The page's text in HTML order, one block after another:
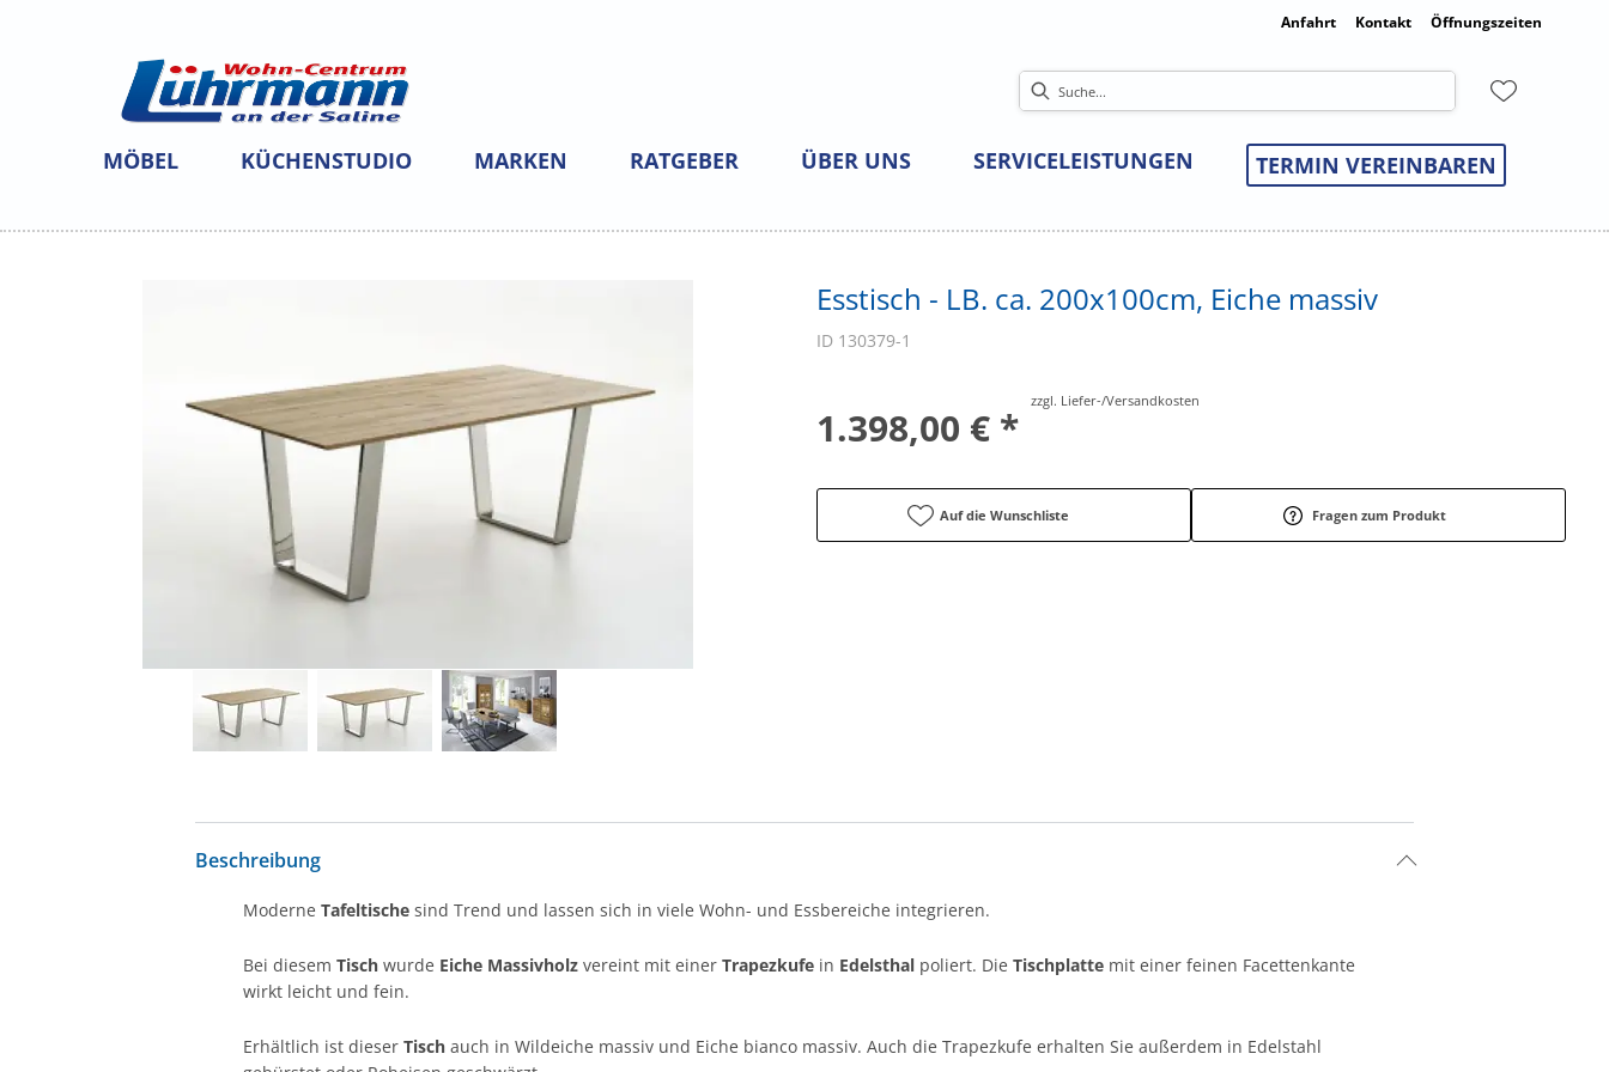
Anfahrt Kontakt Öffnungszeiten
MÖBEL KÜCHENSTUDIO MARKEN RATGEBER ÜBER UNS SERVICELEISTUNGEN TERMIN VEREINBAREN
Esstisch - LB. ca. 200x100cm, Eiche massiv
ID 130379-1
1.398,00 € *
zzgl. Liefer-/Versandkosten
Auf die Wunschliste Fragen zum Produkt
Beschreibung
ModerneTafeltische sind Trend und lassen sich in viele Wohn- und Essbereiche integrieren.
Bei diesemTisch wurde Eiche Massivholz vereint mit einerTrapezkufe in Edelsthal poliert. DieTischplatte mit einer feinen Facettenkante
wirkt leicht und fein.
Erhältlich ist dieserTisch auch in Wildeiche massiv und Eiche bianco massiv. Auch die Trapezkufe erhalten Sie außerdem in Edelstahl